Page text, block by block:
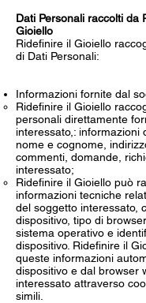
Dati Personali raccolti da
Gioiello
Ridefinire il Gioiello
di Dati Personali:
Informazioni fornite dal
Ridefinire il Gioiello
personali direttamente
interessato,: informazioni
nome e cognome,
commenti, domande,
interessato;
Ridefinire il Gioiello può
informazioni tecniche
del soggetto interessato,
dispositivo, tipo di
sistema operativo e
dispositivo. Ridefinire il
queste informazioni
dispositivo e dal browser
interessato attraverso
simili.